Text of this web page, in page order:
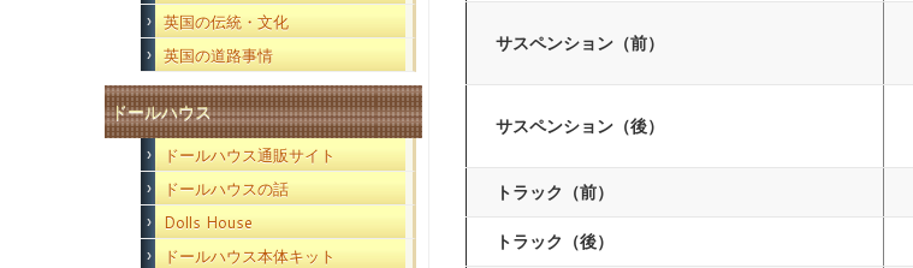
英国の伝統・文化
英国の道路事情
ドールハウス
ドールハウス通販サイト
ドールハウスの話
Dolls House
ドールハウス本体キット
サスペンション（前）
サスペンション（後）
トラック（前）
トラック（後）